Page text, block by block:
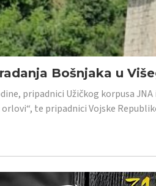
Bošnjaka u
pripadnici Užičkog korpusa
te pripadnici Vojske